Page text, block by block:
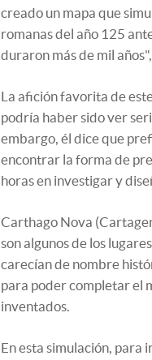
creado un mapa que
romanas del año 125
duraron más de mil
La afición favorita de
podría haber sido ver
embargo, él dice que
encontrar la forma de
horas en investigar y
Carthago Nova
son algunos de los
carecían de nombre
para poder completar el
inventados.
En esta simulación, para